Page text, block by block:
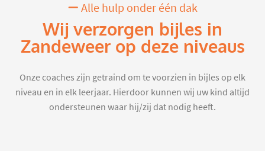
Alle hulp onder één dak
Wij verzorgen bijles in
Zandeweer op deze niveaus
Onze coaches zijn getraind om te voorzien in bijles op elk
niveau en in elk leerjaar. Hierdoor kunnen wij uw kind altijd
ondersteunen waar hij/zij dat nodig heeft.